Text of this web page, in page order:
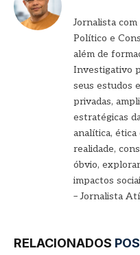
Jornalista com
Político e
além de
Investigativo
seus estudos
privadas,
estratégicas
analítica,
realidade,
óbvio,
impactos
– Jornalista
RELACIONADOS